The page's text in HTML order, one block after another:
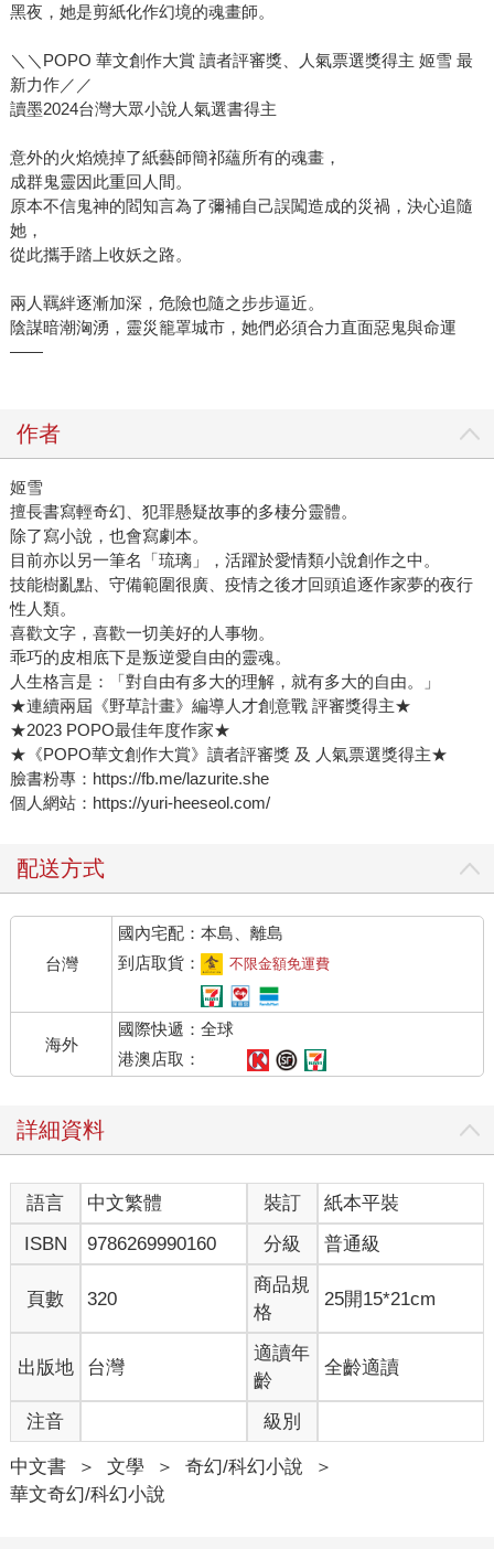
黑夜，她是剪紙化作幻境的魂畫師。
＼＼POPO 華文創作大賞 讀者評審獎、人氣票選獎得主 姬雪 最
新力作／／
讀墨2024台灣大眾小說人氣選書得主
意外的火焰燒掉了紙藝師簡祁蘊所有的魂畫，
成群鬼靈因此重回人間。
原本不信鬼神的閻知言為了彌補自己誤闖造成的災禍，決心追隨
她，
從此攜手踏上收妖之路。
兩人羈絆逐漸加深，危險也隨之步步逼近。
陰謀暗潮洶湧，靈災籠罩城市，她們必須合力直面惡鬼與命運
——
作者
姬雪
擅長書寫輕奇幻、犯罪懸疑故事的多棲分靈體。
除了寫小說，也會寫劇本。
目前亦以另一筆名「琉璃」，活躍於愛情類小說創作之中。
技能樹亂點、守備範圍很廣、疫情之後才回頭追逐作家夢的夜行
性人類。
喜歡文字，喜歡一切美好的人事物。
乖巧的皮相底下是叛逆愛自由的靈魂。
人生格言是：「對自由有多大的理解，就有多大的自由。」
★連續兩屆《野草計畫》編導人才創意戰 評審獎得主★
★2023 POPO最佳年度作家★
★《POPO華文創作大賞》讀者評審獎 及 人氣票選獎得主★
臉書粉專：https://fb.me/lazurite.she
個人網站：https://yuri-heeseol.com/
配送方式
台灣
國內宅配：本島、離島
到店取貨：
不限金額免運費
海外
國際快遞：全球
港澳店取：
詳細資料
語言 中文繁體 裝訂
紙本平裝
ISBN
9786269990160 分級 普通級
頁數 320
商品規
格
25開15*21cm
出版地 台灣
適讀年
齡
全齡適讀
注音 級別
中文書 ＞ 文學 ＞ 奇幻/科幻小說
＞
華文奇幻/科幻小說